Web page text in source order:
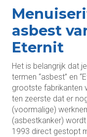
asbest
Eternit
Het is belangrijk dat
termen “asbest” en
grootste fabrikanten
ten zeerste dat er
(voormalige)
(asbestkanker)
1993 direct gestopt